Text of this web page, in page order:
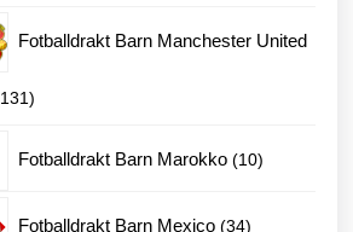
produkter
Fotballdrakt Barn Manchester United
131131
produkter
Fotballdrakt Barn Marokko 1010
Fotballdrakt Barn Mexico 3434